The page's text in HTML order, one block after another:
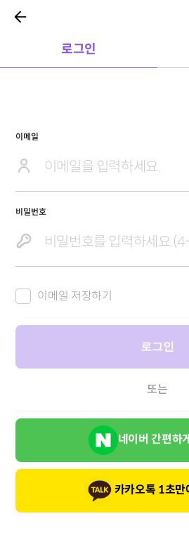
로그인
이메일
비밀번호
이메일 저장하기
로그인
또는
네이버 간편하
카카오톡 1초만